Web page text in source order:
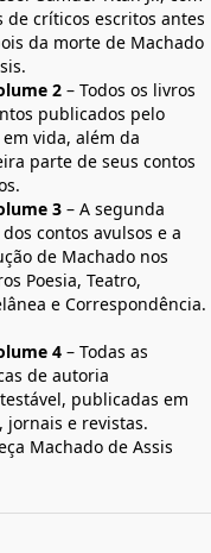
de críticos escritos antes
da morte de Machado
2 – Todos os livros
publicados pelo
vida, além da
parte de seus contos
3 – A segunda
contos avulsos e a
de Machado nos
Poesia, Teatro,
e Correspondência.
4 – Todas as
de autoria
publicadas em
jornais e revistas.
Machado de Assis